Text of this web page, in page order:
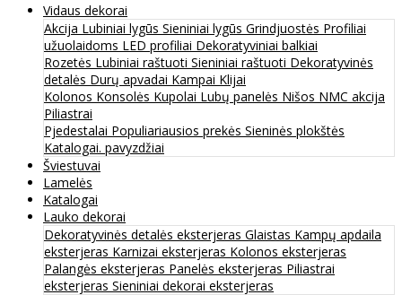
Vidaus dekorai
Akcija Lubiniai lygūs Sieniniai lygūs Grindjuostės Profiliai
užuolaidoms LED profiliai Dekoratyviniai balkiai
Rozetės Lubiniai raštuoti Sieniniai raštuoti Dekoratyvinės
detalės Durų apvadai Kampai Klijai
Kolonos Konsolės Kupolai Lubų panelės Nišos NMC akcija
Piliastrai
Pjedestalai Populiariausios prekės Sieninės plokštės
Katalogai. pavyzdžiai
Šviestuvai
Lamelės
Katalogai
Lauko dekorai
Dekoratyvinės detalės eksterjeras Glaistas Kampų apdaila
eksterjeras Karnizai eksterjeras Kolonos eksterjeras
Palangės eksterjeras Panelės eksterjeras Piliastrai
eksterjeras Sieniniai dekorai eksterjeras